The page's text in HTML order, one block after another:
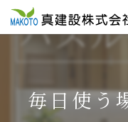
毎日使う